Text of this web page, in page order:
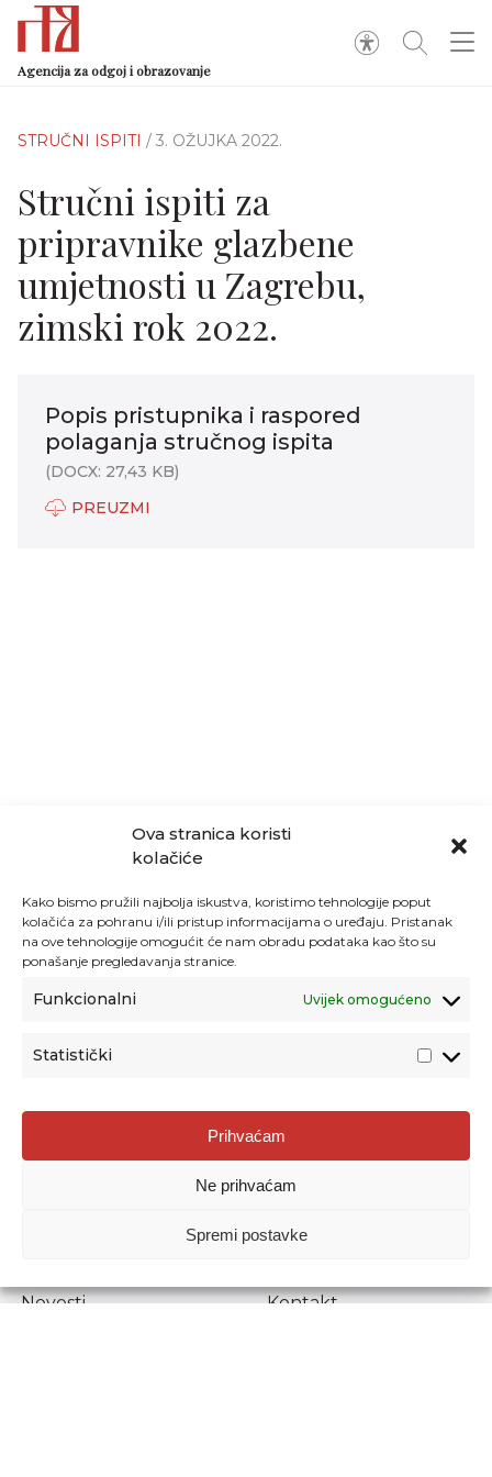
Ova stranica koristi
kolačiće
Kako bismo pružili najbolja iskustva, koristimo tehnologije poput
kolačića za pohranu i/ili pristup informacijama o uređaju. Pristanak
na ove tehnologije omogućit će nam obradu podataka kao što su
ponašanje pregledavanja stranice.
Funkcionalni Uvijek omogućeno
Statistički
Prihvaćam
Ne prihvaćam
Spremi postavke
Agencija za odgoj i obrazovanje
STRUČNI ISPITI / 3. OŽUJKA 2022.
Stručni ispiti za
pripravnike glazbene
umjetnosti u Zagrebu,
zimski rok 2022.
Popis pristupnika i raspored
polaganja stručnog ispita
(DOCX: 27,43 KB)
PREUZMI
Agencija za odgoj i obrazovanje
Donje Svetice 38, 10000 Zagreb
1778129
Prenošenje sadržaja dopušteno je uz navođenje izvora.
Novosti
Kontakt